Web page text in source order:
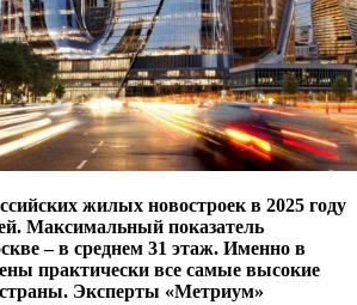
жилых новостроек в 2025 году
Максимальный показатель
– в среднем 31 этаж. Именно в
практически все самые высокие
Эксперты «Метриум»